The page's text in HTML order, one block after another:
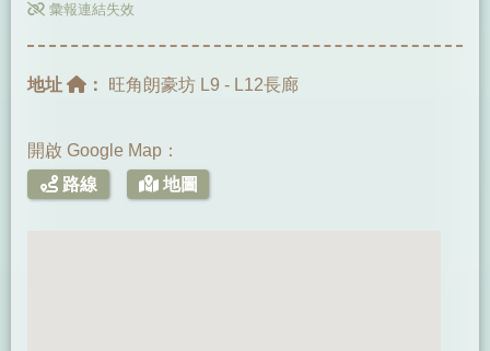
彙報連結失效
地址 ： 旺角朗豪坊 L9 - L12長廊
開啟 Google Map：
路線
地圖